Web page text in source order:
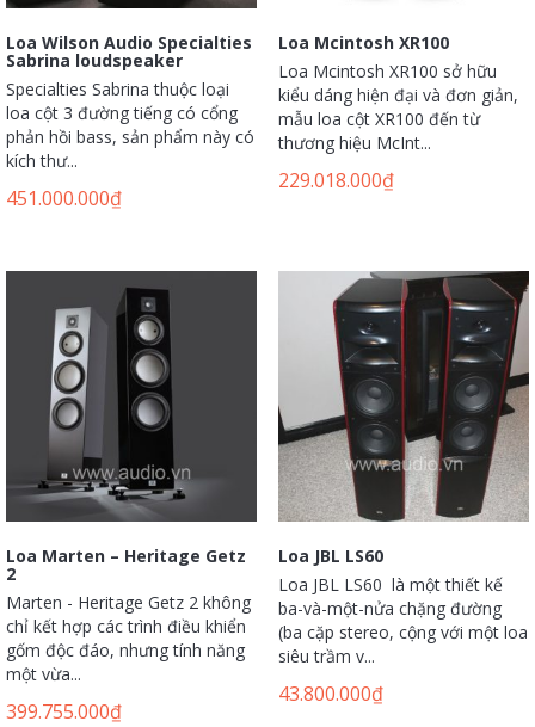
Loa Wilson Audio Specialties
Sabrina loudspeaker
Specialties Sabrina thuộc loại
loa cột 3 đường tiếng có cổng
phản hồi bass, sản phẩm này có
kích thư...
451.000.000₫
Loa Mcintosh XR100
Loa Mcintosh XR100 sở hữu
kiểu dáng hiện đại và đơn giản,
mẫu loa cột XR100 đến từ
thương hiệu McInt...
229.018.000₫
Loa Marten – Heritage Getz
2
Marten - Heritage Getz 2 không
chỉ kết hợp các trình điều khiển
gốm độc đáo, nhưng tính năng
một vừa...
399.755.000₫
Loa JBL LS60
Loa JBL LS60 là một thiết kế
ba-và-một-nửa chặng đường
(ba cặp stereo, cộng với một loa
siêu trầm v...
43.800.000₫